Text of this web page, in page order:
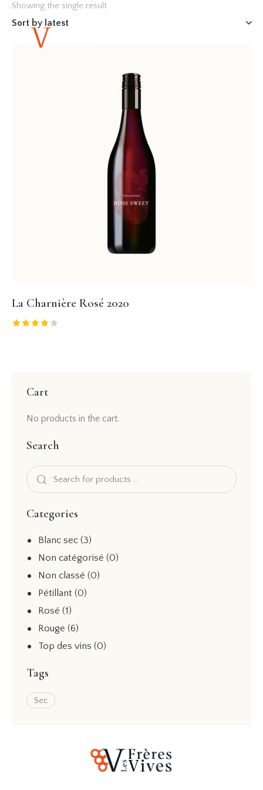
Showing the single result
La Charnière Rosé 2020
Cart
No products in the cart.
Search
Categories
Blanc sec (3)
Non catégorisé (0)
Non classé (0)
Pétillant (0)
Rosé (1)
Rouge (6)
Top des vins (0)
Tags
Sec